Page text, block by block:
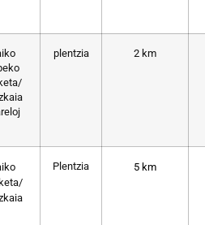
plentzia 2 km
Plentzia 5 km